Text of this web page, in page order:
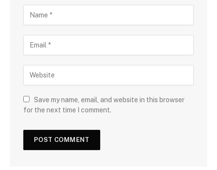
Save my name, email, and website in this browser
for the next time I comment.